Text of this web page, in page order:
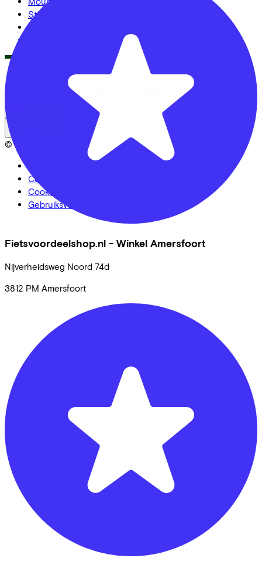
Fietsvoordeelshop.nl - Winkel Amersfoort
Nijverheidsweg Noord 74d
3812 PM Amersfoort
Stadsfietsen
Aangepaste fietsen
LinkedIn Instagram
© Lease a Bike. All Rights Reserved.
Cookie statement
Cookie instellingen
Gebruiksvoorwaarden